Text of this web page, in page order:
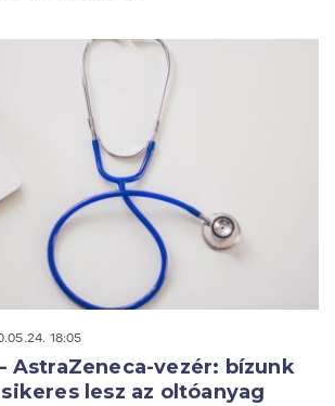
18:05
AstraZeneca-vezér: bízunk
lesz az oltóanyag